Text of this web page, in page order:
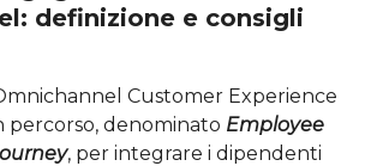
definizione e consigli
Customer Experience
percorso, denominato Employee
, per integrare i dipendenti